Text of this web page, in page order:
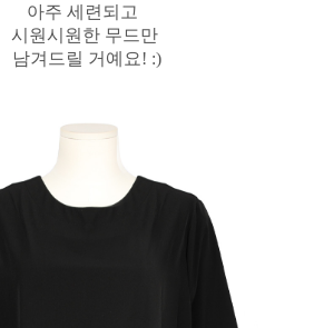
아주 세련되고
시원시원한 무드만
남겨드릴 거예요! :)